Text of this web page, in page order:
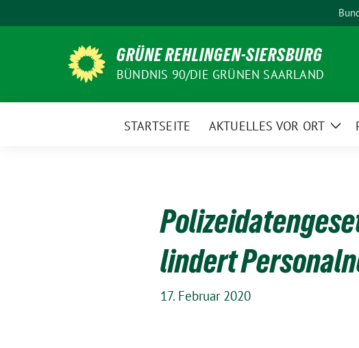
zum
GRÜNE REHLINGEN-SIERSBURG
BÜNDNIS 90/DIE GRÜNEN SAARLAND
STARTSEITE AKTUELLES VOR ORT
lindert
17. Februar 2020